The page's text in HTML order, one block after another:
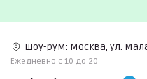
Шоу-рум: Москва, ул.
Ежедневно c 10 до 20